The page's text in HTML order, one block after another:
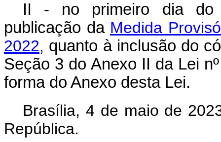
II - no primeiro dia do
publicação da Medida
2022, quanto à inclusão do
Seção 3 do Anexo II da Lei
forma do Anexo desta Lei.
Brasília, 4 de maio de
República.